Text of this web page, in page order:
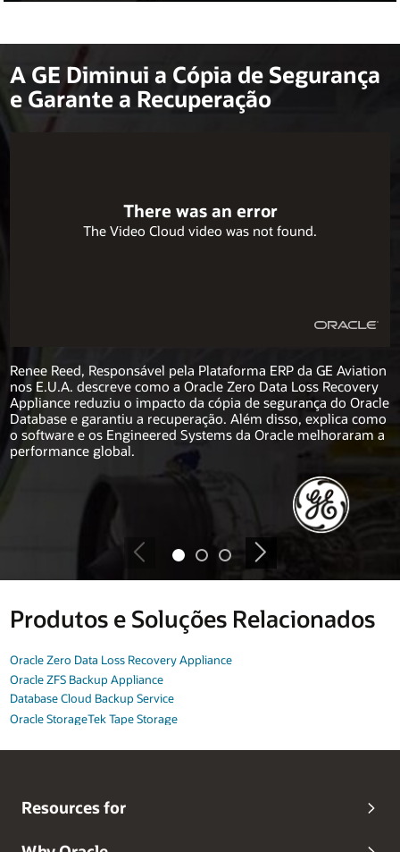
A GE Diminui a Cópia de Segurança
e Garante a Recuperação
Video
the
close
button.
There was an error
The Video Cloud video was not found.
Renee Reed, Responsável pela Plataforma ERP da GE Aviation
nos E.U.A. descreve como a Oracle Zero Data Loss Recovery
Appliance reduziu o impacto da cópia de segurança do Oracle
Database e garantiu a recuperação. Além disso, explica como
o software e os Engineered Systems da Oracle melhoraram a
performance global.
Produtos e Soluções Relacionados
Oracle Zero Data Loss Recovery Appliance
Oracle ZFS Backup Appliance
Database Cloud Backup Service
Oracle StorageTek Tape Storage
Resources for